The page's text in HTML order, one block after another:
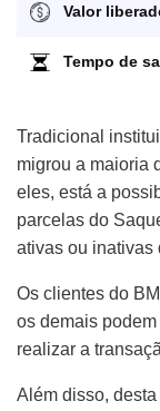
Valor
Tempo de
Tradicional
migrou a maioria
eles, está a
parcelas do
ativas ou inativas
Os clientes do
os demais
realizar a
Além disso,